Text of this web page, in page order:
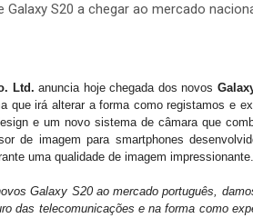
Galaxy S20 a chegar ao mercado
Ltd. anuncia hoje chegada dos novos
que irá alterar a forma como registamos e
e um novo sistema de câmara que
de imagem para smartphones
uma qualidade de imagem impressionante.
Galaxy S20 ao mercado português,
das telecomunicações e na forma como